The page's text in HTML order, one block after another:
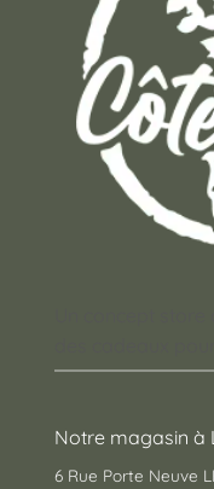
Notre magasin à
6 Rue Porte Neuve